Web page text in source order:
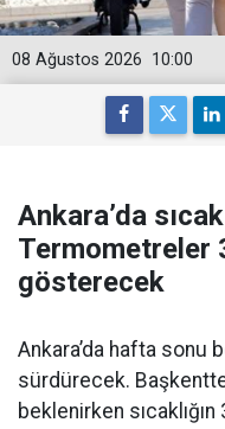
10:00
08 Ağustos 2026
Ankara’da
Termometreler
gösterecek
Ankara’da hafta sonu
sürdürecek.
beklenirken